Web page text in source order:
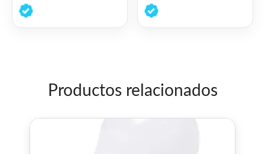
0
de
0
de
Productos relacionados